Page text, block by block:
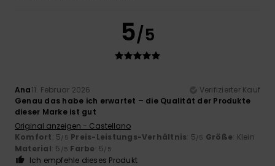
5/5
Ana11. Februar 2026
Verifizierter Kauf
Genau das habe ich erwartet – die Qualität der Produkte
dieser Marke ist gut
Original anzeigen - Castellano
Komfort: 5/5 Preis-Leistungs-Verhältnis: 5/5 Größe: Klein
Material: 5 /5 Farbe: 5/5
Ich empfehle dieses Produkt